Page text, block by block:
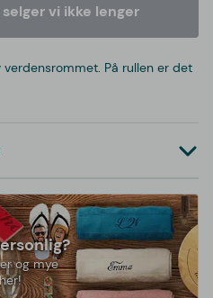
vi ikke lenger
På rullen er det
og mye